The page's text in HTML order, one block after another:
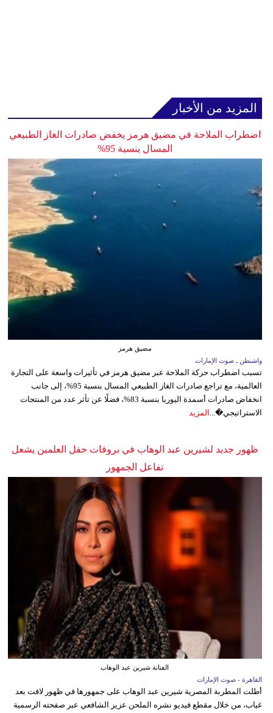
المزيد من الأخبار
اضطراب الملاحة في مضيق هرمز يخفض صادرات الغاز الطبيعي
المسال بنسبة 95%
مضيق هرمز
واشنطن ـ صوت الإمارات
تسبب اضطراب حركة الملاحة عبر مضيق هرمز في تأثيرات واسعة على التجارة
العالمية، مع تراجع صادرات الغاز الطبيعي المسال بنسبة 95%، إلى جانب
انخفاض صادرات أسمدة اليوريا بنسبة 83%، فضلًا عن تأثر عدد من المنتجات
الاستراتيجي�... المزيد
ظهور جديد لشيرين عبد الوهاب في بروفات حفل العلمين يشعل
تفاعل الجمهور
الفنانة شيرين عبد الوهاب
القاهرة - صوت الإمارات
أطلت المطربة المصرية شيرين عبد الوهاب على جمهورها في ظهور لافت بعد
غياب، من خلال مقطع فيديو نشره الملحن عزيز الشافعي عبر صفحته الرسمية